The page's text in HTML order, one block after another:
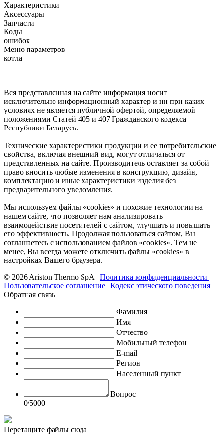
Характеристики
Аксессуары
Запчасти
Коды
ошибок
Меню параметров
котла
Вся представленная на сайте информация носит
исключительно информационный характер и ни при каких
условиях не является публичной офертой, определяемой
положениями Статей 405 и 407 Гражданского кодекса
Республики Беларусь.
Технические характеристики продукции и ее потребительские
свойства, включая внешний вид, могут отличаться от
представленных на сайте. Производитель оставляет за собой
право вносить любые изменения в конструкцию, дизайн,
комплектацию и иные характеристики изделия без
предварительного уведомления.
Мы используем файлы «cookies» и похожие технологии на
нашем сайте, что позволяет нам анализировать
взаимодействие посетителей с сайтом, улучшать и повышать
его эффективность. Продолжая пользоваться сайтом, Вы
соглашаетесь с использованием файлов «cookies». Тем не
менее, Вы всегда можете отключить файлы «cookies» в
настройках Вашего браузера.
© 2026 Ariston Thermo SpA | Политика конфиденциальности |
Пользовательское соглашение | Кодекс этического поведения
Обратная связь
Фамилия
Имя
Отчество
Мобильный телефон
E-mail
Регион
Населенный пункт
Вопрос
0/5000
Перетащите файлы сюда